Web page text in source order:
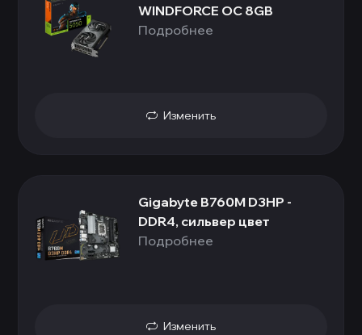
WINDFORCE OC 8GB
Подробнее
Изменить
Gigabyte B760M D3HP -
DDR4, сильвер цвет
Подробнее
Изменить